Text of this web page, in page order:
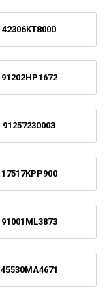
42306KT8000
91202HP1672
91257230003
17517KPP900
91001ML3873
45530MA4671